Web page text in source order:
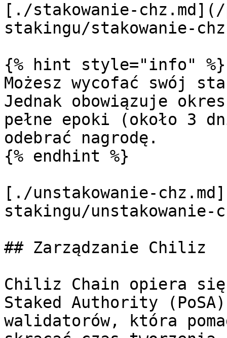
[./stakowanie-
stakingu/stakowanie-
{% hint style="info" %}
Możesz wycofać swój
Jednak obowiązuje
pełne epoki (około 3
odebrać nagrodę.
{% endhint %}
[./unstakowanie-
stakingu/unstakowanie-
## Zarządzanie Chiliz
Chiliz Chain opiera
Staked Authority
walidatorów, która